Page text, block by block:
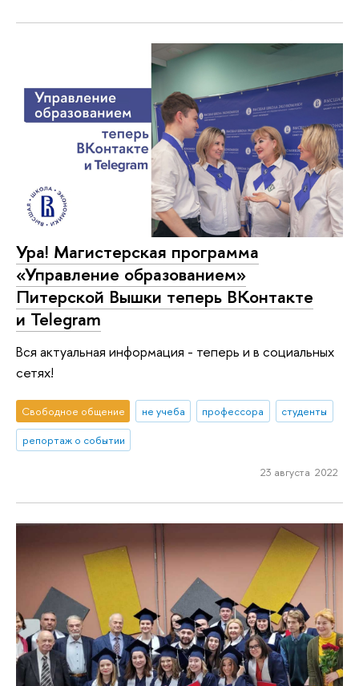
Ура! Магистерская программа
«Управление образованием»
Питерской Вышки теперь ВКонтакте
и Telegram
Вся актуальная информация - теперь и в социальных
сетях!
Свободное общение не учеба профессора
студенты
репортаж о событии
23 августа 2022